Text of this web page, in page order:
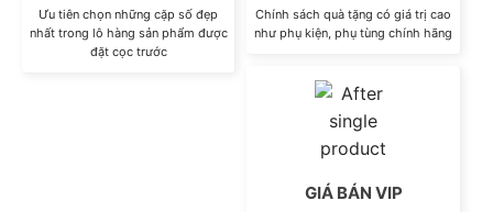
Ưu tiên chọn những cặp số đẹp
nhất trong lô hàng sản phẩm được
đặt cọc trước
Chính sách quà tặng có giá trị cao
như phụ kiện, phụ tùng chính hãng
GIÁ BÁN VIP